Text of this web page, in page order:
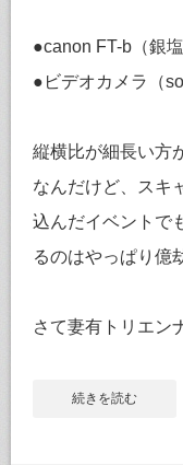
●canon FT-b（銀塩
●ビデオカメラ（
縦横比が細長い方
なんだけど、スキ
込んだイベントで
るのはやっぱり億
さて妻有トリエン
続きを読む